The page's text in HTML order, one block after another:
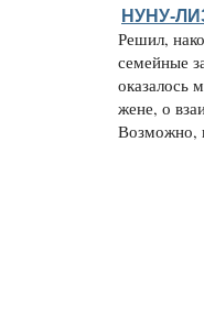
НУНУ-
Решил,
семейные
оказалось
жене, о
Возможно,